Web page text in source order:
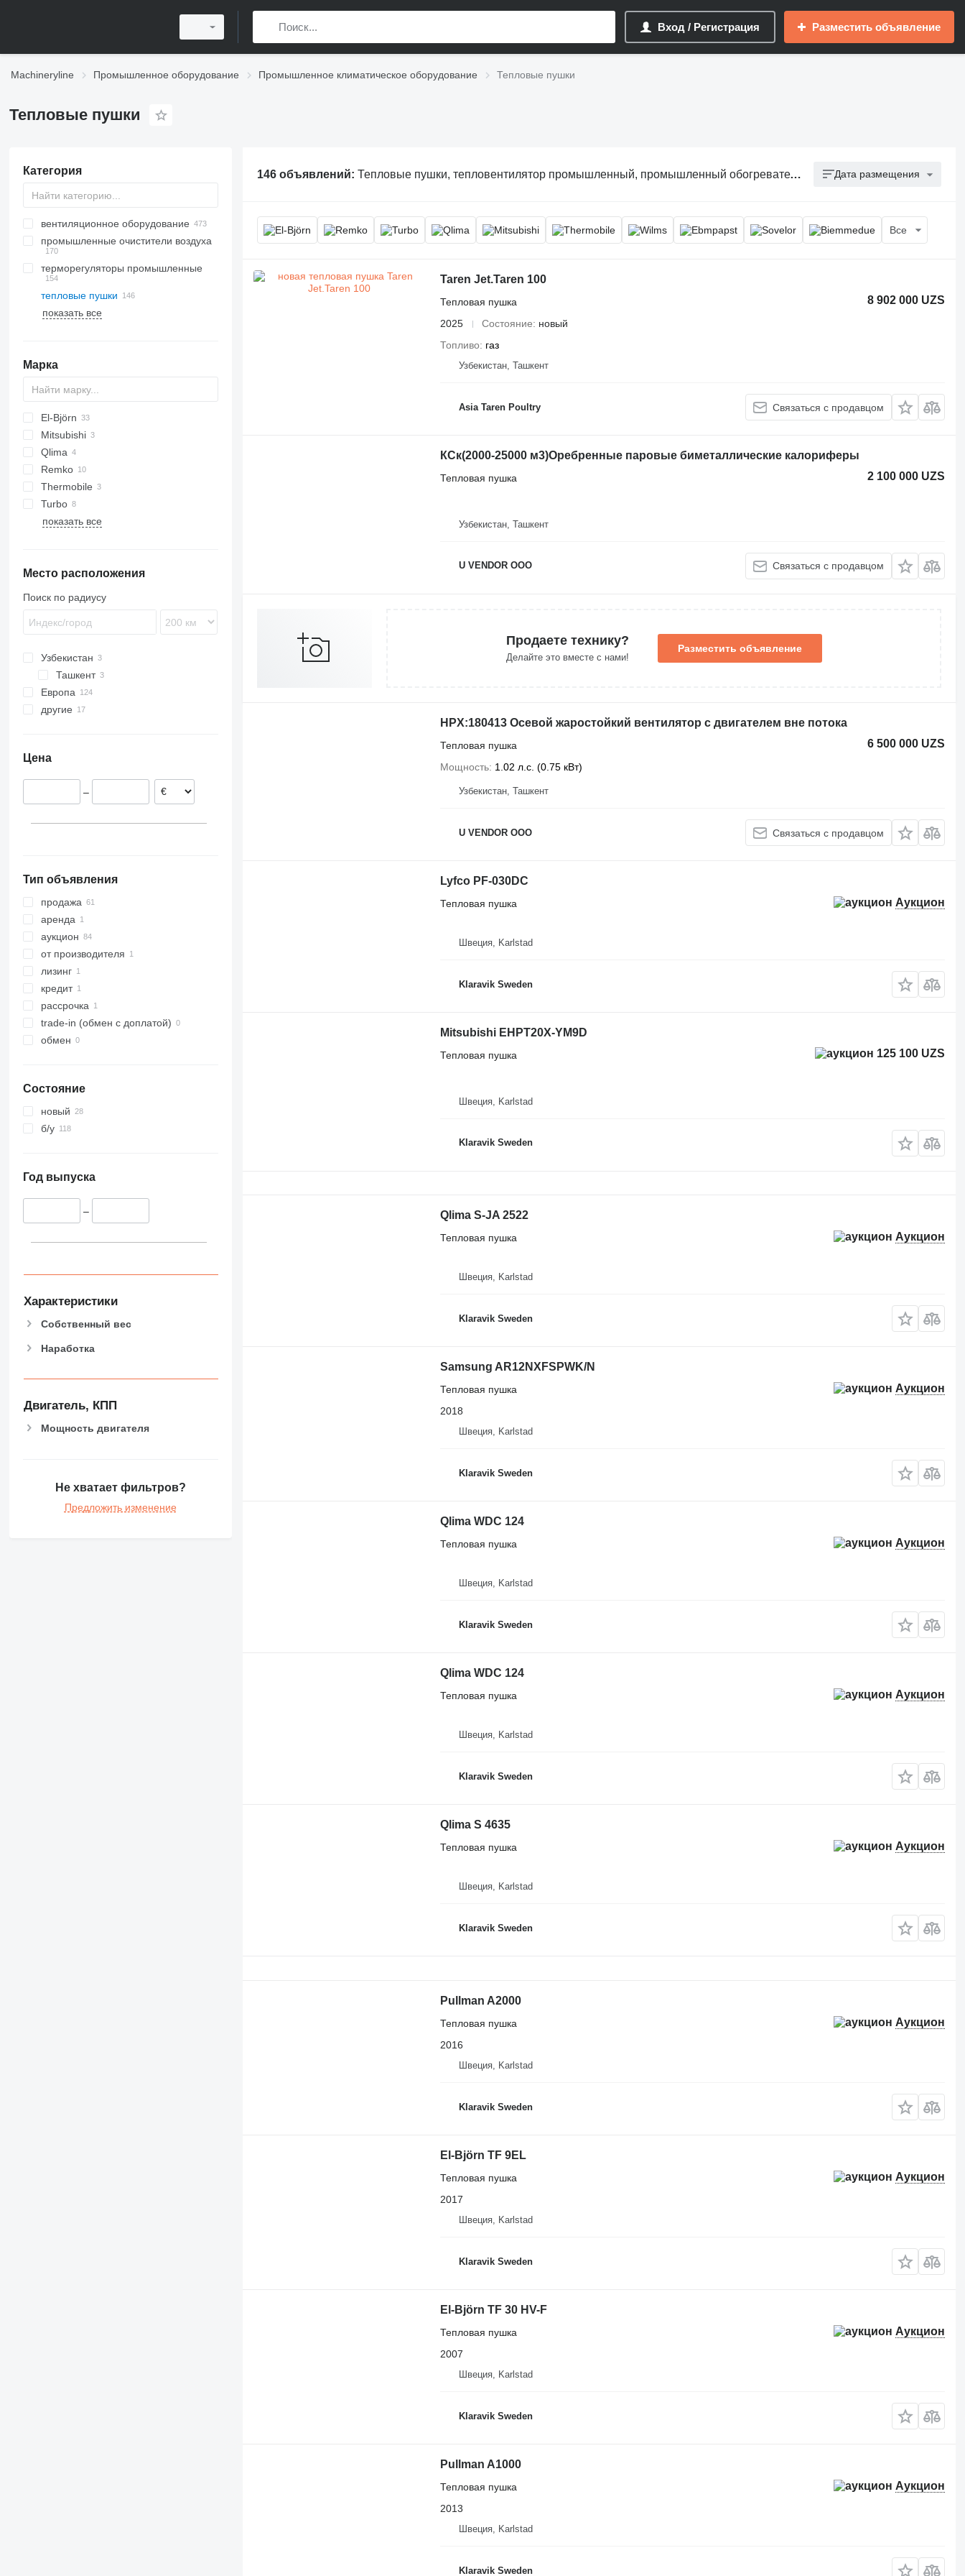
Вход / Регистрация Разместить объявление
Machineryline Промышленное оборудование Промышленное климатическое оборудование Тепловые пушки
Тепловые пушки
Категория
вентиляционное оборудование
промышленные очистители воздуха
терморегуляторы промышленные
тепловые пушки
твердотопливные котлы
газовые котлы
показать все
Марка
El-Björn
TF
VF
Mitsubishi
Qlima
Remko
AMT
DZ
Thermobile
Turbo
HX
показать все
Место расположения
Поиск по радиусу
Узбекистан
Ташкент
Европа
Швеция
Бельгия
Литва
другие
Цена
–
Тип объявления
продажа
аренда
аукцион
от производителя
лизинг
кредит
рассрочка
trade-in (обмен с доплатой)
обмен
Состояние
новый
б/у
Год выпуска
–
Характеристики
Собственный вес
Наработка
Двигатель, КПП
Мощность двигателя
Не хватает фильтров?
Предложить изменение
146 объявлений: Тепловые пушки, тепловентилятор промышленный, промышленный обогреватель, теплопушка Дата размещения
Все
Taren Jet.Taren 100
8 902 000 UZS
Тепловая пушка
2025
Состояние
новый
Топливо
газ
Узбекистан, Ташкент
Asia Taren Poultry Связаться с продавцом
КСк(2000-25000 м3)Оребренные паровые биметаллические калориферы
2 100 000 UZS
Тепловая пушка
Узбекистан, Ташкент
U VENDOR OOO Связаться с продавцом
Продаете технику?
Делайте это вместе с нами!
Разместить объявление
HPX:180413 Осевой жаростойкий вентилятор с двигателем вне потока
6 500 000 UZS
Тепловая пушка
Мощность 1.02 л.с. (0.75 кВт)
Узбекистан, Ташкент
U VENDOR OOO Связаться с продавцом
Lyfco PF-030DC
Аукцион
Тепловая пушка
Швеция, Karlstad
Klaravik Sweden
Mitsubishi EHPT20X-YM9D
125 100 UZS
Тепловая пушка
Швеция, Karlstad
Klaravik Sweden
Qlima S-JA 2522
Аукцион
Тепловая пушка
Швеция, Karlstad
Klaravik Sweden
Samsung AR12NXFSPWK/N
Аукцион
Тепловая пушка
2018
Швеция, Karlstad
Klaravik Sweden
Qlima WDC 124
Аукцион
Тепловая пушка
Швеция, Karlstad
Klaravik Sweden
Qlima WDC 124
Аукцион
Тепловая пушка
Швеция, Karlstad
Klaravik Sweden
Qlima S 4635
Аукцион
Тепловая пушка
Швеция, Karlstad
Klaravik Sweden
Pullman A2000
Аукцион
Тепловая пушка
2016
Швеция, Karlstad
Klaravik Sweden
El-Björn TF 9EL
Аукцион
Тепловая пушка
2017
Швеция, Karlstad
Klaravik Sweden
El-Björn TF 30 HV-F
Аукцион
Тепловая пушка
2007
Швеция, Karlstad
Klaravik Sweden
Pullman A1000
Аукцион
Тепловая пушка
2013
Швеция, Karlstad
Klaravik Sweden